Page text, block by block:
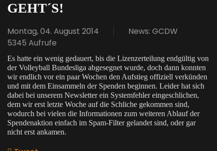
GEHT´S!
Montag, 04. August 2014
News: GCDW
5345 Aufrufe
Es hatte ein wenig gedauert, bis die Lizenzerteilung endgültig von
der Volleyball Bundesliga abgesegnet wurde, doch dann konnten
wir endlich vor ein paar Wochen den Aufstieg offiziell verkünden
und mit dem Einsammeln der Spenden beginnen. Leider hat sich
dabei bei unserem Newsletter ein Systemfehler eingeschlichen,
dem wir erst letzte Woche auf die Schliche gekommen sind,
wodurch bei vielen die Informationen zum weiteren Ablauf der
Spendenaktion einfach im Spam-Filter gelandet sind, oder gar
nicht erst ankamen.